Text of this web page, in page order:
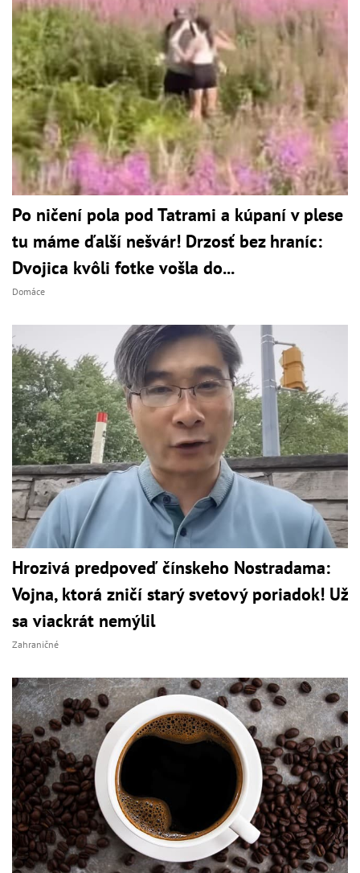
Po ničení pola pod Tatrami a kúpaní v plese
tu máme ďalší nešvár! Drzosť bez hraníc:
Dvojica kvôli fotke vošla do...
Domáce
Hrozivá predpoveď čínskeho Nostradama:
Vojna, ktorá zničí starý svetový poriadok! Už
sa viackrát nemýlil
Zahraničné